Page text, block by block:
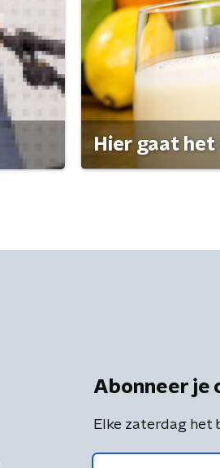
Hier gaat
Abonneer je
Elke zaterdag het